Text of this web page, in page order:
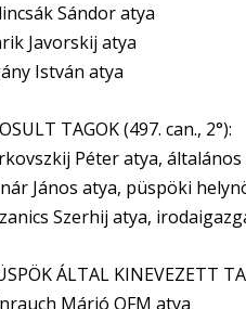
Sándor atya
Javorskij atya
István atya
TAGOK (497. can., 2°):
Péter atya,
János atya, püspöki
Szerhij atya,
ÁLTAL KINEVEZETT
Márió OFM atya